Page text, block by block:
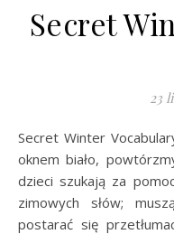
Secret
23
Secret Winter Vocabulary A1 Secret Winter Vocabulary Za
oknem biało,
dzieci szukają za
zimowych słów;
postarać się